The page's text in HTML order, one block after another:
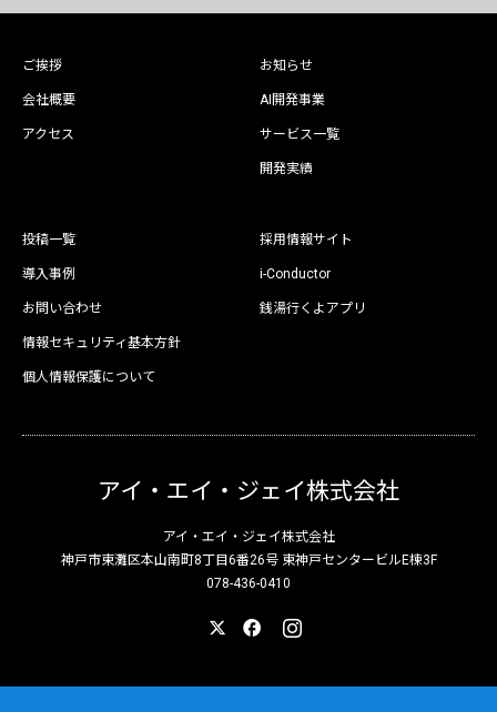
ご挨拶
会社概要
アクセス
お知らせ
AI開発事業
サービス一覧
開発実績
投稿一覧
導入事例
お問い合わせ
情報セキュリティ基本方針
個人情報保護について
採用情報サイト
i-Conductor
銭湯行くよアプリ
アイ・エイ・ジェイ株式会社
アイ・エイ・ジェイ株式会社
神戸市東灘区本山南町8丁目6番26号 東神戸センタービルE棟3F
078-436-0410